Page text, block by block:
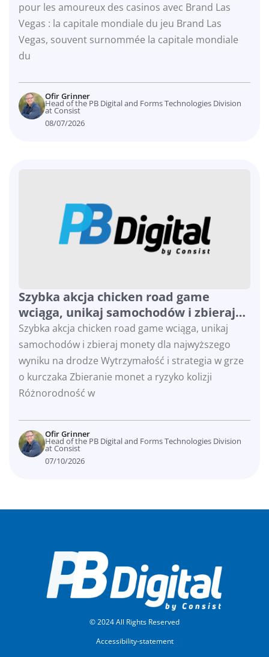
pour les amoureux des casinos avec Brand Las
Vegas : la capitale mondiale du jeu Brand Las
Vegas, souvent surnommée la capitale mondiale
du
Ofir Grinner
Head of the PB Digital and Forms Technologies Division
at Consist
08/07/2026
Szybka akcja chicken road game
wciąga, unikaj samochodów i zbieraj
monety dla najwyższego wyniku na
drodze
Szybka akcja chicken road game wciąga, unikaj
samochodów i zbieraj monety dla najwyższego
wyniku na drodze Wytrzymałość i strategia w grze
o kurczaka Zbieranie monet a ryzyko kolizji
Różnorodność w
Ofir Grinner
Head of the PB Digital and Forms Technologies Division
at Consist
07/10/2026
© 2024 All Rights Reserved
Accessibility-statement